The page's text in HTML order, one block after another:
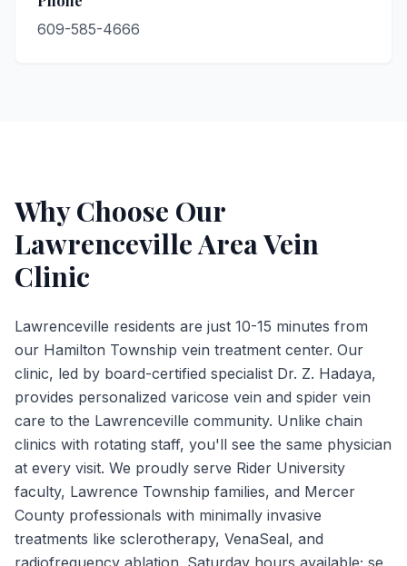
609-585-4666
Why Choose Our
LawrencevilleArea Vein
Clinic
Lawrenceville residents are just 10-15 minutes from
our Hamilton Township vein treatment center. Our
clinic, led by board-certified specialist Dr. Z. Hadaya,
provides personalized varicose vein and spider vein
care to the Lawrenceville community. Unlike chain
clinics with rotating staff, you'll see the same physician
at every visit. We proudly serve Rider University
faculty, Lawrence Township families, and Mercer
County professionals with minimally invasive
treatments like sclerotherapy, VenaSeal, and
radiofrequency ablation. Saturday hours available; se